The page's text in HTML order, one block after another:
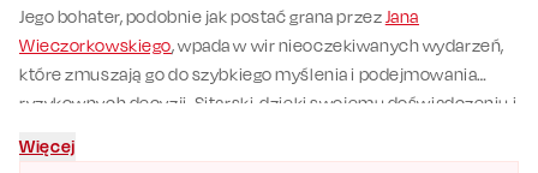
Jego bohater, podobnie jak postać grana przez Jana
Wieczorkowskiego, wpada w wir nieoczekiwanych wydarzeń,
które zmuszają go do szybkiego myślenia i podejmowania
ryzykownych decyzji. Sitarski, dzięki swojemu doświadczeniu i
energię i autentyczność. Jego interakcje z resztą obsady,
Więcej